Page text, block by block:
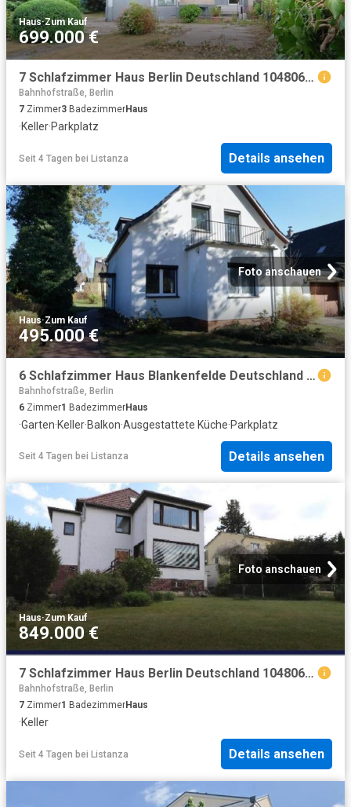
Haus·Zum Kauf
699.000 €
7 Schlafzimmer Haus Berlin Deutschland 104806208
Bahnhofstraße, Berlin
7 Zimmer3 BadezimmerHaus
·Keller·Parkplatz
Seit 4 Tagen bei Listanza Details ansehen
Foto anschauen
Haus·Zum Kauf
495.000 €
6 Schlafzimmer Haus Blankenfelde Deutschland 104806205
Bahnhofstraße, Berlin
6 Zimmer1 BadezimmerHaus
·Garten·Keller·Balkon·Ausgestattete Küche·Parkplatz
Seit 4 Tagen bei Listanza Details ansehen
Foto anschauen
Haus·Zum Kauf
849.000 €
7 Schlafzimmer Haus Berlin Deutschland 104806174
Bahnhofstraße, Berlin
7 Zimmer1 BadezimmerHaus
·Keller
Seit 4 Tagen bei Listanza Details ansehen